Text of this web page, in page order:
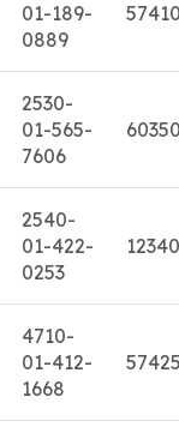
01-189-
0889
2530-
01-565-
7606
2540-
01-422-
0253
4710-
01-412-
1668